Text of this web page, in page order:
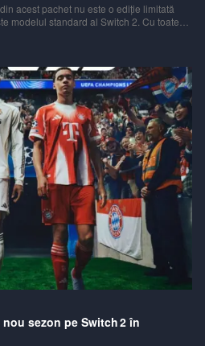
acest pachet nu este o ediție limitată
modelul standard al Switch 2. Cu toate
noul joc Pokémon.
sezon pe Switch 2 în